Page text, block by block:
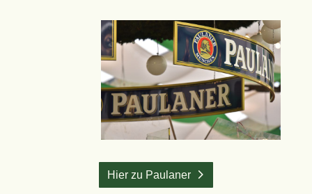
Hier zu Paulaner